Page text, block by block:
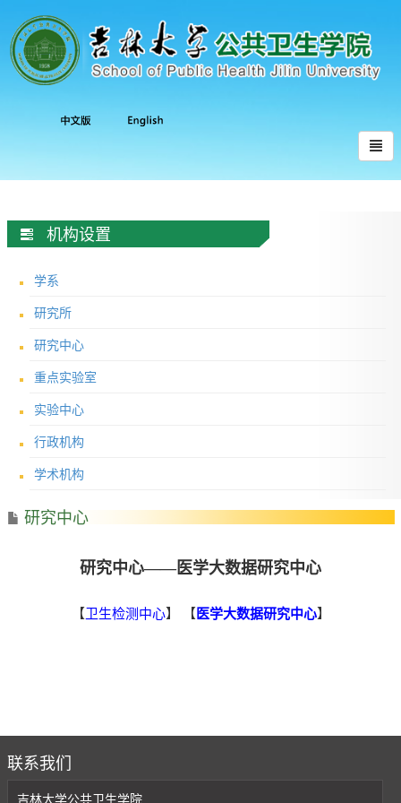
机构设置
学系
研究所
研究中心
重点实验室
实验中心
行政机构
学术机构
研究中心
研究中心——医学大数据研究中心
【 卫生检测中心】 【 医学大数据研究中心】
联系我们
吉林大学公共卫生学院